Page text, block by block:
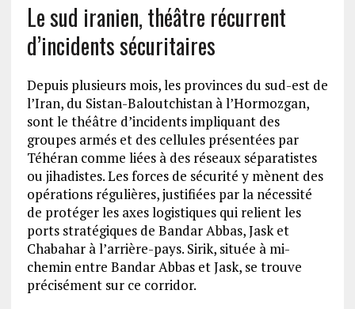
Le sud iranien, théâtre récurrent
d’incidents sécuritaires
Depuis plusieurs mois, les provinces du sud-est de
l’Iran, du Sistan-Baloutchistan à l’Hormozgan,
sont le théâtre d’incidents impliquant des
groupes armés et des cellules présentées par
Téhéran comme liées à des réseaux séparatistes
ou jihadistes. Les forces de sécurité y mènent des
opérations régulières, justifiées par la nécessité
de protéger les axes logistiques qui relient les
ports stratégiques de Bandar Abbas, Jask et
Chabahar à l’arrière-pays. Sirik, située à mi-
chemin entre Bandar Abbas et Jask, se trouve
précisément sur ce corridor.